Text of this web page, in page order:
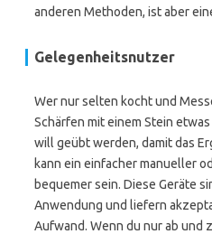
anderen Methoden, ist aber
Gelegenheitsnutzer
Wer nur selten kocht und
Schärfen mit einem Stein
will geübt werden, damit das
kann ein einfacher manueller
bequemer sein. Diese Geräte
Anwendung und liefern
Aufwand. Wenn du nur ab und